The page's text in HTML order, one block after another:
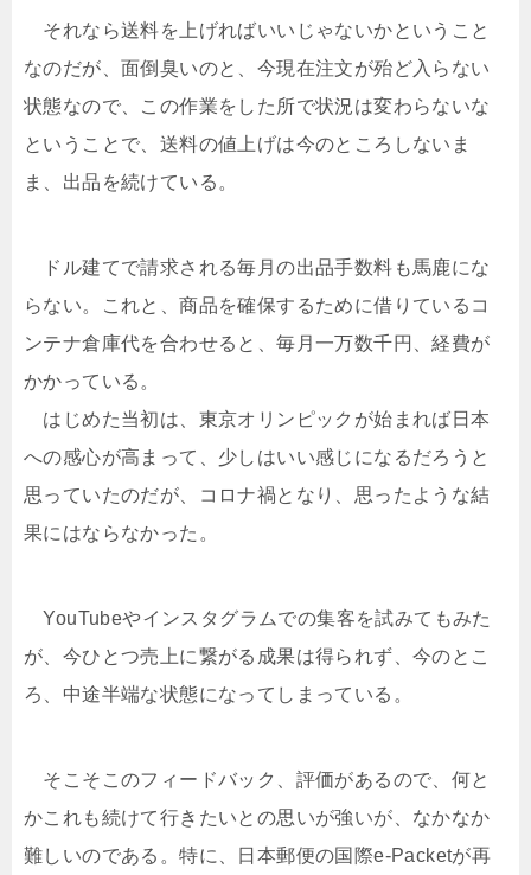
それなら送料を上げればいいじゃないかということ
なのだが、面倒臭いのと、今現在注文が殆ど入らない
状態なので、この作業をした所で状況は変わらないな
ということで、送料の値上げは今のところしないま
ま、出品を続けている。
ドル建てで請求される毎月の出品手数料も馬鹿にな
らない。これと、商品を確保するために借りているコ
ンテナ倉庫代を合わせると、毎月一万数千円、経費が
かかっている。
はじめた当初は、東京オリンピックが始まれば日本
への感心が高まって、少しはいい感じになるだろうと
思っていたのだが、コロナ禍となり、思ったような結
果にはならなかった。
YouTubeやインスタグラムでの集客を試みてもみた
が、今ひとつ売上に繋がる成果は得られず、今のとこ
ろ、中途半端な状態になってしまっている。
そこそこのフィードバック、評価があるので、何と
かこれも続けて行きたいとの思いが強いが、なかなか
難しいのである。特に、日本郵便の国際e-Packetが再